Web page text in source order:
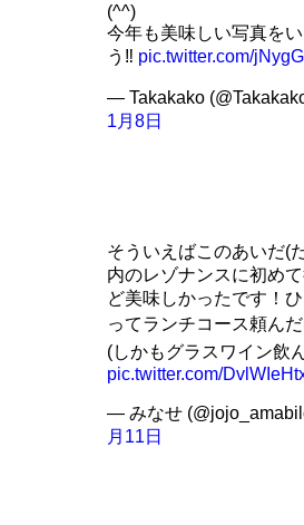
(^^)
今年も美味しい写真を
う‼ pic.twitter.com/
— Takakako
1月8日
そういえばこのあいだ(
内のレゾナンスに初め
ど美味しかったです！
ってランチコース頼ん
(しかもグラスワイン飲
pic.twitter.com/
— みなせ
月11日